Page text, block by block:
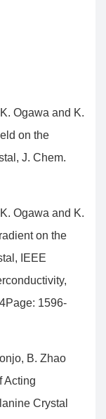
Ogawa and K.
on the
J. Chem.
Ogawa and K.
on the
IEEE
1596-
B. Zhao
Acting
Crystal